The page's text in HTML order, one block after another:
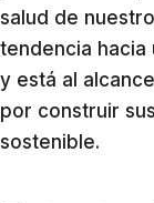
salud de
tendencia hacia
y está al
por construir
sostenible.